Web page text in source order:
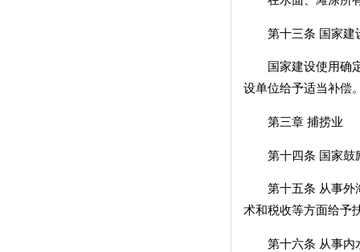
第十三条 国家建设
国家建设使用确定
设单位给予适当补偿
第三章 捕捞业
第十四条 国家鼓励
第十五条 从事外海
术和税收等方面给予
第十六条 从事内水